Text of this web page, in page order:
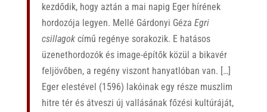
kezdődik, hogy aztán a mai napig Eger hírének
hordozója legyen. Mellé Gárdonyi Géza Egri
csillagok című regénye sorakozik. E hatásos
üzenethordozók és image-építők közül a bikavér
feljövőben, a regény viszont hanyatlóban van. […]
Eger elestével (1596) lakóinak egy része muszlim
hitre tér és átveszi új vallásának főzési kultúráját,